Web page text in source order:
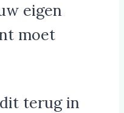
eigen
moet
terug in